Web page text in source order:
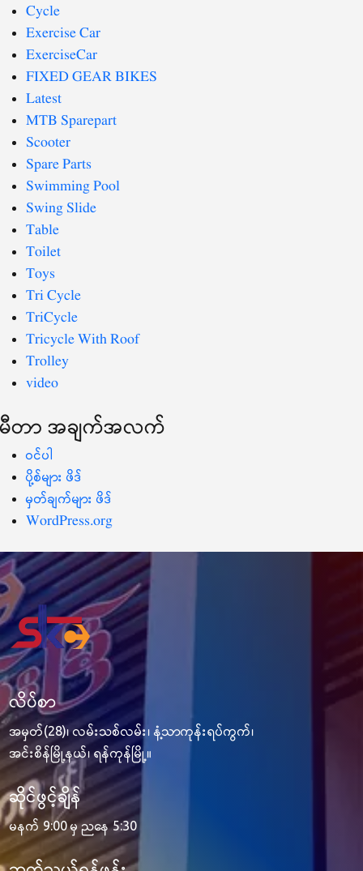
Cycle
Exercise Car
ExerciseCar
FIXED GEAR BIKES
Latest
MTB Sparepart
Scooter
Spare Parts
Swimming Pool
Swing Slide
Table
Toilet
Toys
Tri Cycle
TriCycle
Tricycle With Roof
Trolley
video
မီတာ အချက်အလက်
ဝင်ပါ
ပို့စ်များ ဖိဒ်
မှတ်ချက်များ ဖိဒ်
WordPress.org
လိပ်စာ
အမှတ်(28)၊ လမ်းသစ်လမ်း၊ နံ့သာကုန်းရပ်ကွက်၊
အင်းစိန်မြို့နယ်၊ ရန်ကုန်မြို့။
ဆိုင်ဖွင့်ချိန်
မနက် 9:00 မှ ညနေ 5:30